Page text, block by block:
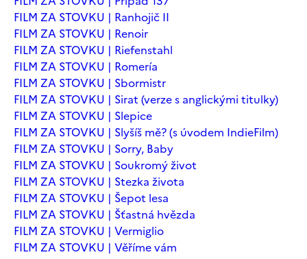
FILM ZA STOVKU | Ranhojič II
FILM ZA STOVKU | Renoir
FILM ZA STOVKU | Riefenstahl
FILM ZA STOVKU | Romería
FILM ZA STOVKU | Sbormistr
FILM ZA STOVKU | Sirat (verze s anglickými titulky)
FILM ZA STOVKU | Slepice
FILM ZA STOVKU | Slyšíš mě? (s úvodem IndieFilm)
FILM ZA STOVKU | Sorry, Baby
FILM ZA STOVKU | Soukromý život
FILM ZA STOVKU | Stezka života
FILM ZA STOVKU | Šepot lesa
FILM ZA STOVKU | Šťastná hvězda
FILM ZA STOVKU | Vermiglio
FILM ZA STOVKU | Věříme vám